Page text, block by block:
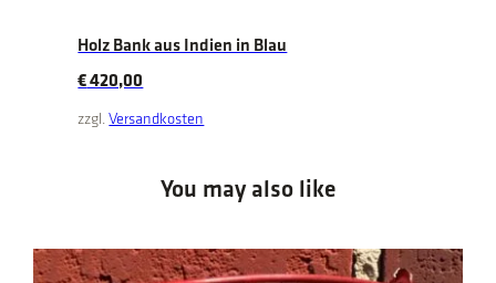
Holz Bank aus Indien in Blau
€420,00
zzgl.Versandkosten
You may also like